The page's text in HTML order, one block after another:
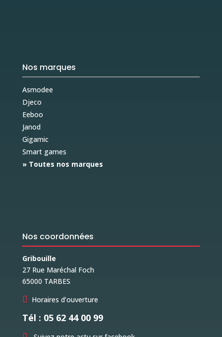
Nos marques
Asmodee
Djeco
Eeboo
Janod
Gigamic
Smart games
» Toutes nos marques
Nos coordonnées
Gribouille
27 Rue Maréchal Foch
65000 TARBES
 Horaires d’ouverture
Tél : 05 62 44 00 99